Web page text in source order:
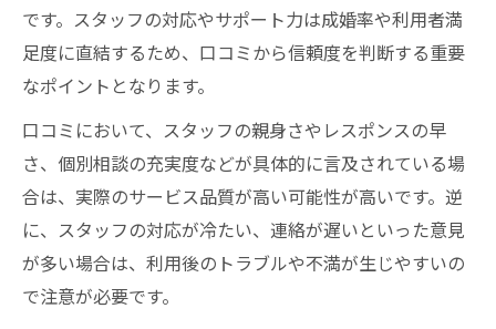
です。スタッフの対応やサポート力は成婚率や利用者満
足度に直結するため、口コミから信頼度を判断する重要
なポイントとなります。
口コミにおいて、スタッフの親身さやレスポンスの早
さ、個別相談の充実度などが具体的に言及されている場
合は、実際のサービス品質が高い可能性が高いです。逆
に、スタッフの対応が冷たい、連絡が遅いといった意見
が多い場合は、利用後のトラブルや不満が生じやすいの
で注意が必要です。